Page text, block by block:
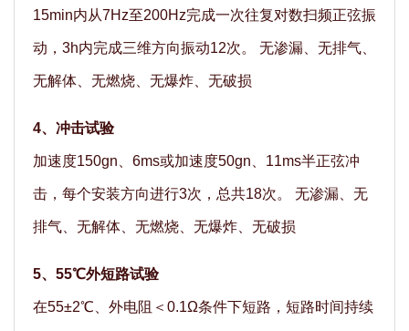
15min内从7Hz至200Hz完成一次往复对数扫频正弦振
动，3h内完成三维方向振动12次。 无渗漏、无排气、
无解体、无燃烧、无爆炸、无破损
4、冲击试验
加速度150gn、6ms或加速度50gn、11ms半正弦冲
击，每个安装方向进行3次，总共18次。 无渗漏、无
排气、无解体、无燃烧、无爆炸、无破损
5、55℃外短路试验
在55±2℃、外电阻＜0.1Ω条件下短路，短路时间持续